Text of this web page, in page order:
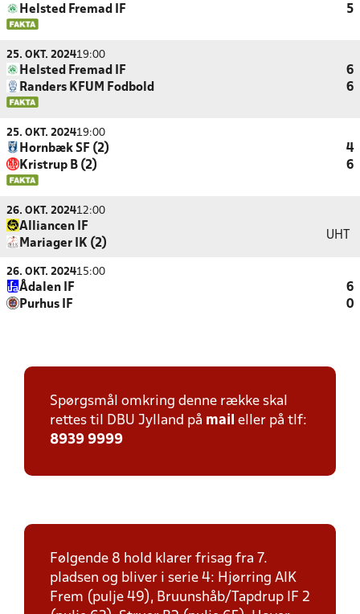
Helsted Fremad IF
5
25. OKT. 202419:00
Helsted Fremad IF
6
Randers KFUM Fodbold
6
25. OKT. 202419:00
Hornbæk SF (2)
4
Kristrup B (2)
6
26. OKT. 202412:00
Alliancen IF
Mariager IK (2)
UHT
26. OKT. 202415:00
Ådalen IF
6
Purhus IF
0
Spørgsmål omkring denne række skal
rettes til DBU Jylland på mail eller på tlf:
8939 9999
Følgende 8 hold klarer frisag fra 7.
pladsen og bliver i serie 4: Hjørring AIK
Frem (pulje 49), Bruunshåb/Tapdrup IF 2